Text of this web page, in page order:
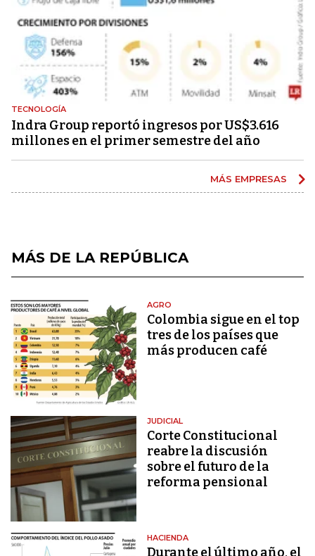
TECNOLOGÍA
Indra Group reportó ingresos por US$3.616
millones en el primer semestre del año
MÁS EMPRESAS
MÁS DE LA REPÚBLICA
AGRO
Colombia sigue en el top
tres de los países que
más producen café
JUDICIAL
Corte Constitucional
reabre la discusión
sobre el futuro de la
reforma pensional
HACIENDA
Durante el último año, el